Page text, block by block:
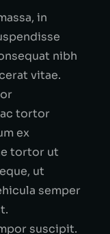
in
nibh
vitae.
tortor
ex
tortor ut
ut
semper
suscipit.